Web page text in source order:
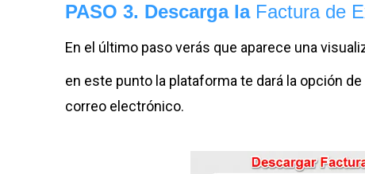
PASO 3. Descarga la Factura de
En el último paso verás que aparece una
en este punto la plataforma te dará la opción
correo electrónico.